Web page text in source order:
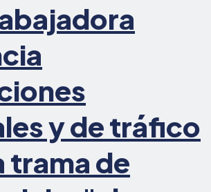
sienta
precedente
trata
de
seres
humanos
y
y de tráfico
trama de